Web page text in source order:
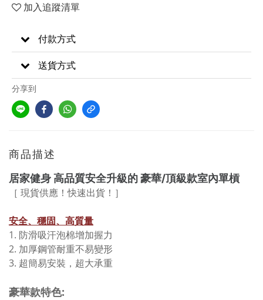
加入追蹤清單
付款方式
送貨方式
分享到
商品描述
居家健身 高品質安全升級的 豪華/頂級款室內單槓
［ 現貨供應！快速出貨！］
安全、穩固、高質量
1. 防滑吸汗泡棉增加握力
2. 加厚鋼管耐重不易變形
3. 超簡易安裝，超大承重
豪華款特色: